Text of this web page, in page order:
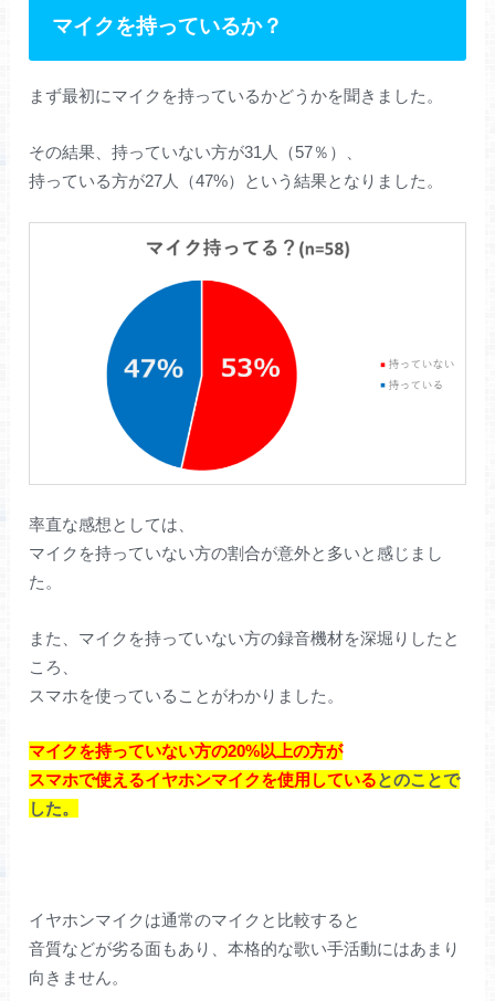
マイクを持っているか？
まず最初にマイクを持っているかどうかを聞きました。
その結果、持っていない方が31人（57％）、
持っている方が27人（47%）という結果となりました。
率直な感想としては、
マイクを持っていない方の割合が意外と多いと感じまし
た。
また、マイクを持っていない方の録音機材を深堀りしたと
ころ、
スマホを使っていることがわかりました。
マイクを持っていない方の20%以上の方が
スマホで使えるイヤホンマイクを使用しているとのことで
した。
イヤホンマイクは通常のマイクと比較すると
音質などが劣る面もあり、本格的な歌い手活動にはあまり
向きません。